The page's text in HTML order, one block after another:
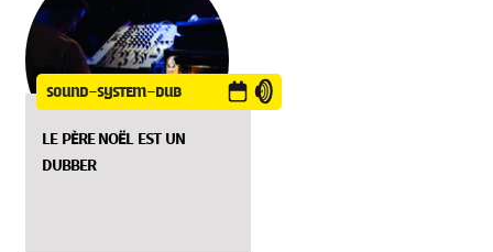
sound-system-dub
le père noël est un
dubber